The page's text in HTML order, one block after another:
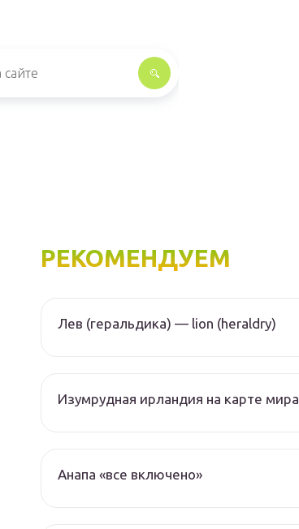
РЕКОМЕНДУЕМ
Лев (геральдика) — lion (heraldry)
Изумрудная ирландия на карте мира
Анапа «все включено»